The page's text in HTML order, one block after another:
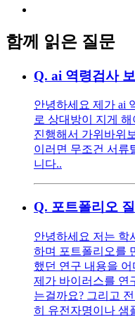
함께 읽은 질문
Q. ai 역령검사
안녕하세요 제가 ai
로 상대방이 지게
진행해서 가위바위
이러면 무조건 서류
니다..
Q. 포트폴리오
안녕하세요 저는 학
하며 포트폴리오를
했던 연구 내용을
제가 바이러스를 연
는걸까요? 그리고
히 유전자명이나 샘